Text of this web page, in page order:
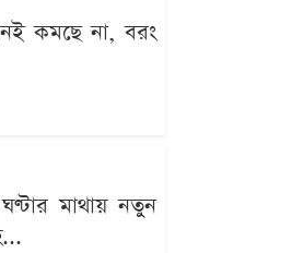
কমছে না, বরং
মাথায় নতুন